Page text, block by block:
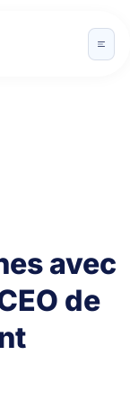
avec
de